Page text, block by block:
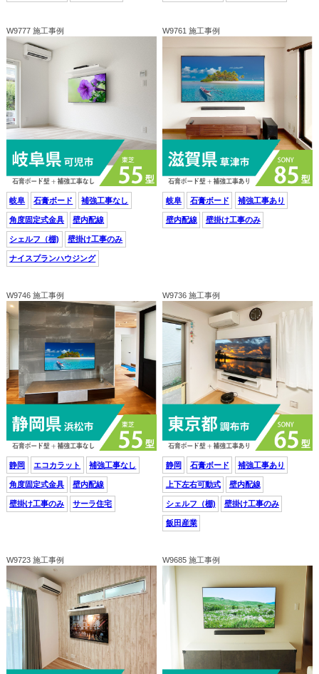
W9777 施工事例
岐阜 石膏ボード 補強工事なし
角度固定式金具 壁内配線
シェルフ（棚) 壁掛け工事のみ
ナイスプランハウジング
W9761 施工事例
岐阜 石膏ボード 補強工事あり
壁内配線 壁掛け工事のみ
W9746 施工事例
静岡 エコカラット 補強工事なし
角度固定式金具 壁内配線
壁掛け工事のみ サーラ住宅
W9736 施工事例
静岡 石膏ボード 補強工事あり
上下左右可動式 壁内配線
シェルフ（棚) 壁掛け工事のみ
飯田産業
W9723 施工事例 W9685 施工事例